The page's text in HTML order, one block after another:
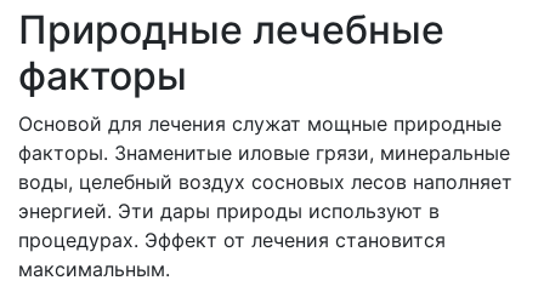
Природные лечебные
факторы
Основой для лечения служат мощные природные
факторы. Знаменитые иловые грязи, минеральные
воды, целебный воздух сосновых лесов наполняет
энергией. Эти дары природы используют в
процедурах. Эффект от лечения становится
максимальным.